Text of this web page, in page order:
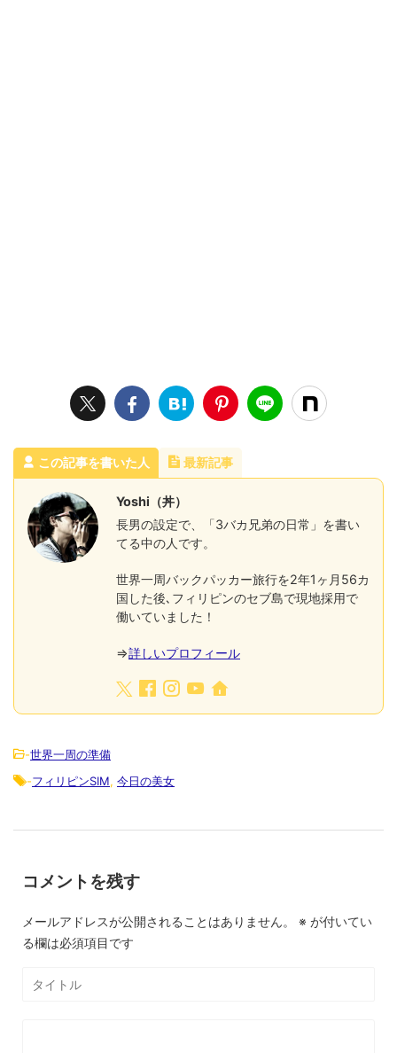
この記事を書いた人 最新記事
Yoshi（丼）
長男の設定で、「3バカ兄弟の日常」を書い
てる中の人です。
世界一周バックパッカー旅行を2年1ヶ月56カ
国した後､フィリピンのセブ島で現地採用で
働いていました！
⇒詳しいプロフィール
-世界一周の準備
-フィリピンSIM, 今日の美女
コメントを残す
メールアドレスが公開されることはありません。 ※ が付いてい
る欄は必須項目です